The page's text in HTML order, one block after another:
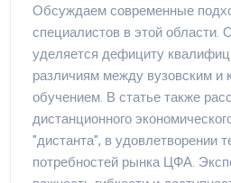
Обсуждаем современные
специалистов в этой области.
уделяется дефициту
различиям между вузовским и
обучением. В статье также
дистанционного
"дистанта", в удовлетворении
потребностей рынка ЦФА.